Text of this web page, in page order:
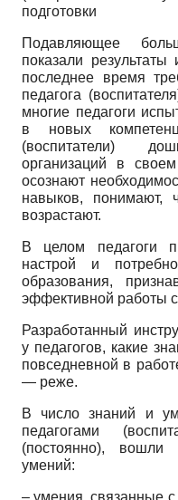
подготовки
Подавляющее
показали результаты
последнее время
педагога
многие педагоги
в новых
(воспитатели)
организаций в
осознают
навыков, понимают,
возрастают.
В целом педагоги
настрой и
образования,
эффективной работы
Разработанный
у педагогов, какие
повседневной в
— реже.
В число знаний и
педагогами
(постоянно), вошли
умений:
– умения, связанные